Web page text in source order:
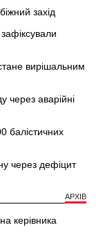
захід
вирішальним
через аварійні
балістичних
через дефіцит
АРХІВ
керівника